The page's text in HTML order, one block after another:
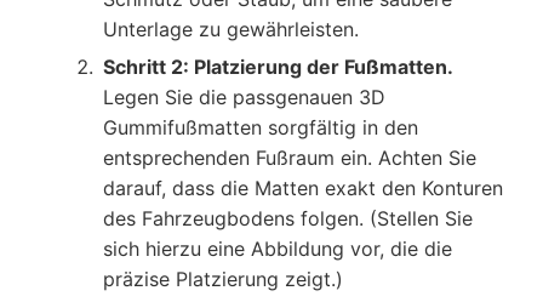
Unterlage zu gewährleisten.
Schritt 2: Platzierung der Fußmatten.
Legen Sie die passgenauen 3D
Gummifußmatten sorgfältig in den
entsprechenden Fußraum ein. Achten Sie
darauf, dass die Matten exakt den Konturen
des Fahrzeugbodens folgen. (Stellen Sie
sich hierzu eine Abbildung vor, die die
präzise Platzierung zeigt.)